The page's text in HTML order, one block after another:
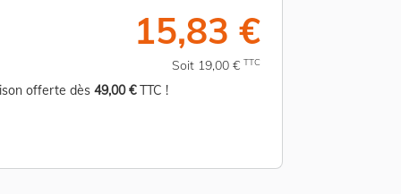
15,83 €
Soit 19,00 € TTC
offerte dès 49,00 €TTC !